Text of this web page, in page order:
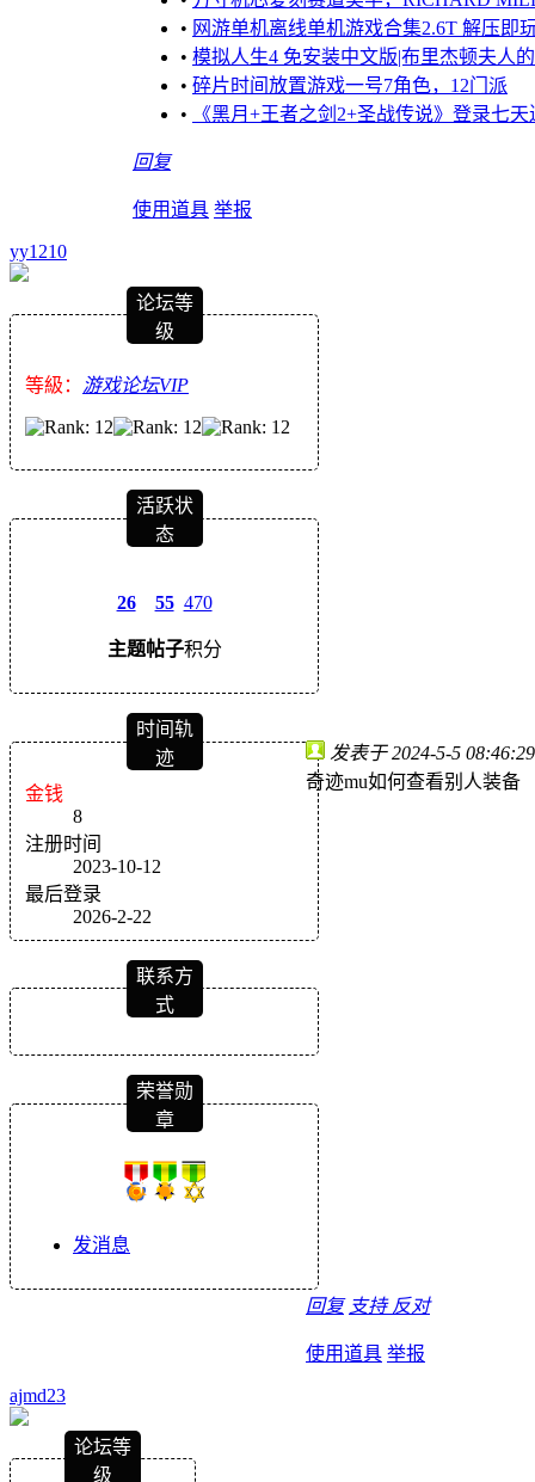
• 网游单机离线单机游戏合集2.6T 解压即
• 模拟人生4 免安装中文版|布里杰顿夫人
• 碎片时间放置游戏一号7角色，12门派
•
《黑月+王者之剑2+圣战传说》登录七
回复
使用道具 举报
yy1210
论坛等
级
等級： 游戏论坛VIP
活跃状
态
26
主题
55
帖子
470
积分
时间轨
迹
金钱
8
注册时间
2023-10-12
最后登录
2026-2-22
联系方
式
荣誉勋
章
发消息
发表于 2024-5-5 08:46:29
奇迹mu如何查看别人装备
回复 支持 反对
使用道具 举报
ajmd23
论坛等
级